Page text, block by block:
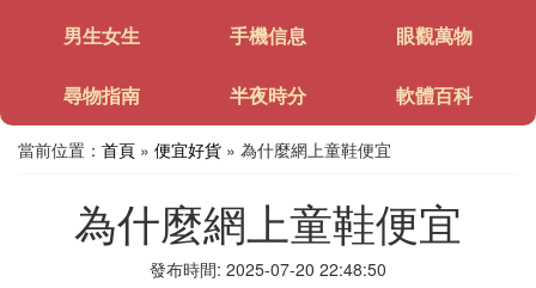
男生女生 手機信息 眼觀萬物
尋物指南 半夜時分 軟體百科
當前位置： 首頁 » 便宜好貨 » 為什麼網上童鞋便宜
為什麼網上童鞋便宜
發布時間: 2025-07-20 22:48:50